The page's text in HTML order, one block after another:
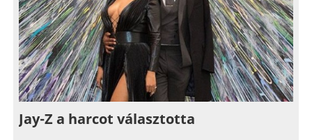
Jay-Z a harcot választotta